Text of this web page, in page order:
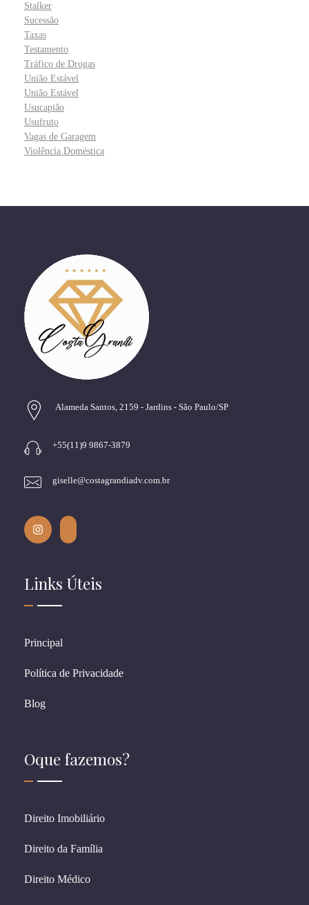
Stalker
Sucessão
Taxas
Testamento
Tráfico de Drogas
União Estável
União Estável
Usucapião
Usufruto
Vagas de Garagem
Violência Doméstica
Alameda Santos, 2159 - Jardins - São Paulo/SP
+55(11)9 9867-3879
giselle@costagrandiadv.com.br
Links Úteis
Principal
Política de Privacidade
Blog
Oque fazemos?
Direito Imobiliário
Direito da Família
Direito Médico